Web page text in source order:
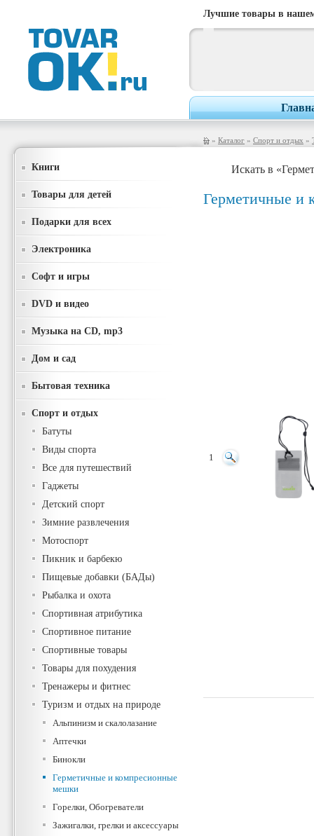
Лучшие товары в
» Каталог » Спорт и отдых »
Книги
Товары для детей
Подарки для всех
Электроника
Софт и игры
DVD и видео
Музыка на CD, mp3
Дом и сад
Бытовая техника
Спорт и отдых
Батуты
Виды спорта
Все для путешествий
Гаджеты
Детский спорт
Зимние развлечения
Мотоспорт
Пикник и барбекю
Пищевые добавки (БАДы)
Рыбалка и охота
Спортивная атрибутика
Спортивное питание
Спортивные товары
Товары для похудения
Тренажеры и фитнес
Туризм и отдых на природе
Альпинизм и скалолазание
Аптечки
Бинокли
Герметичные и компресионные
мешки
Горелки, Обогреватели
Зажигалки, грелки и аксессуары
Искать в
Герметичные и
1